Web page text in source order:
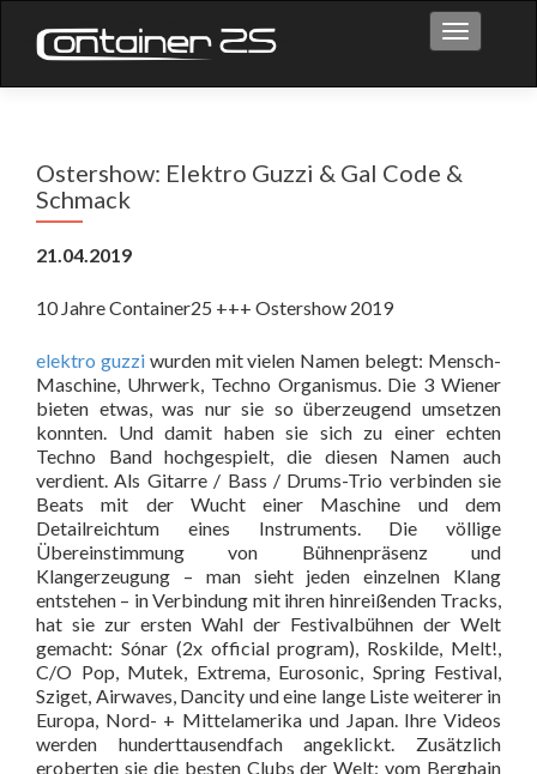
Toggle
Ostershow: Elektro Guzzi & Gal Code &
Schmack
21.04.2019
10 Jahre Container25 +++ Ostershow 2019
elektro guzziwurden mit vielen Namen belegt: Mensch-
Maschine, Uhrwerk, Techno Organismus. Die 3 Wiener
bieten etwas, was nur sie so überzeugend umsetzen
konnten. Und damit haben sie sich zu einer echten
Techno Band hochgespielt, die diesen Namen auch
verdient. Als Gitarre / Bass / Drums-Trio verbinden sie
Beats mit der Wucht einer Maschine und dem
Detailreichtum eines Instruments. Die völlige
Übereinstimmung von Bühnenpräsenz und
Klangerzeugung – man sieht jeden einzelnen Klang
entstehen – in Verbindung mit ihren hinreißenden Tracks,
hat sie zur ersten Wahl der Festivalbühnen der Welt
gemacht: Sónar (2x official program), Roskilde, Melt!,
C/O Pop, Mutek, Extrema, Eurosonic, Spring Festival,
Sziget, Airwaves, Dancity und eine lange Liste weiterer in
Europa, Nord- + Mittelamerika und Japan. Ihre Videos
werden hunderttausendfach angeklickt. Zusätzlich
eroberten sie die besten Clubs der Welt: vom Berghain